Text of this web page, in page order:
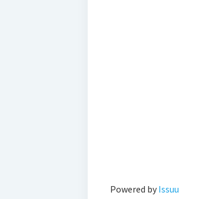
Powered by Issuu